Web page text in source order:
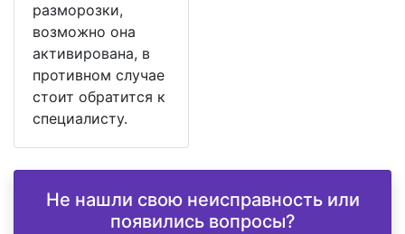
разморозки,
возможно она
активирована, в
противном случае
стоит обратится к
специалисту.
Не нашли свою неисправность или
появились вопросы?